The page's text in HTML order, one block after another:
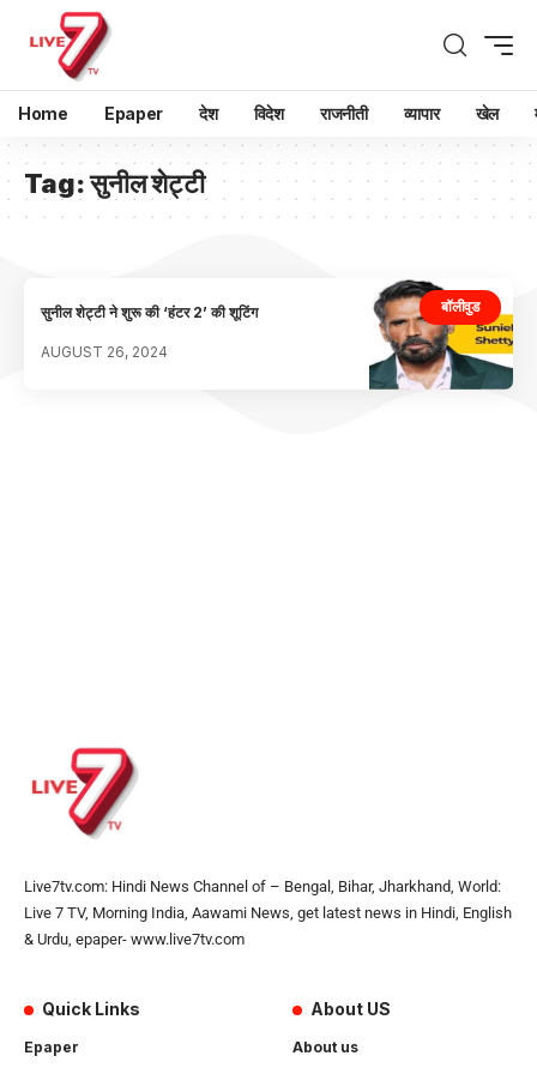
Home Epaper देश विदेश राजनीती व्यापार खेल
Tag:सुनील शेट्टी
बॉलीवुड
सुनील शेट्टी ने शुरू की ‘हंटर 2’ की शूटिंग
AUGUST 26, 2024
Live7tv.com: Hindi News Channel of – Bengal, Bihar, Jharkhand, World:
Live 7 TV, Morning India, Aawami News, get latest news in Hindi, English
& Urdu, epaper- www.live7tv.com
Quick Links
Epaper
About US
About us